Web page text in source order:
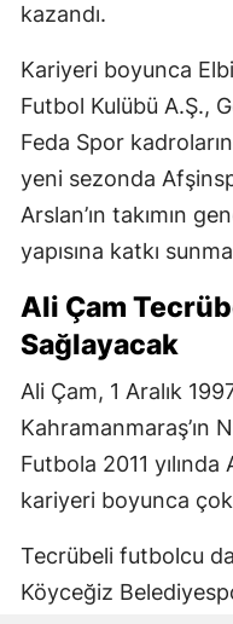
kazandı.
Kariyeri boyunca
Futbol Kulübü A.Ş.,
Feda Spor
yeni sezonda
Arslan’ın takımın
yapısına katkı
Ali Çam
Sağlayacak
Ali Çam, 1 Aralık
Kahramanmaraş’ın
Futbola 2011
kariyeri boyunca
Tecrübeli futbolcu
Köyceğiz